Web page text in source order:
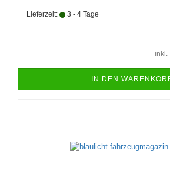
Lieferzeit: 3 - 4 Tage
inkl.
IN DEN